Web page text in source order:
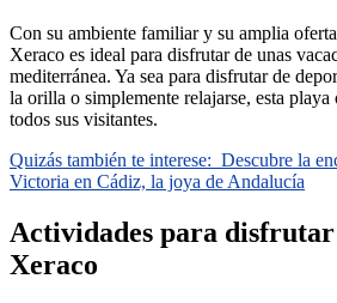
Con su ambiente familiar y su amplia
Xeraco es ideal para disfrutar de unas
mediterránea. Ya sea para disfrutar de
la orilla o simplemente relajarse, esta playa
todos sus visitantes.
Quizás también te interese: Descubre la
Victoria en Cádiz, la joya de Andalucía
Actividades para disfrutar
Xeraco